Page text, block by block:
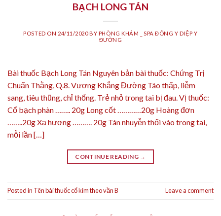
BẠCH LONG TÁN
POSTED ON 24/11/2020BY PHÒNG KHÁM _ SPA ĐÔNG Y DIỆP Y
ĐƯỜNG
Bài thuốc Bạch Long Tán Nguyên bản bài thuốc: Chứng Trị
Chuẩn Thằng, Q.8. Vương Khẳng Đường Táo thấp, liễm
sang, tiêu thũng, chỉ thống. Trẻ nhỏ trong tai bị đau. Vị thuốc:
Cổ bạch phàn …….. 20g Long cốt …………20g Hoàng đơn
……..20g Xạ hương ………. 20g Tán nhuyễn thổi vào trong tai,
mỗi lần […]
CONTINUE READING →
Posted in Tên bài thuốc cổ kim theo vần B Leave a comment